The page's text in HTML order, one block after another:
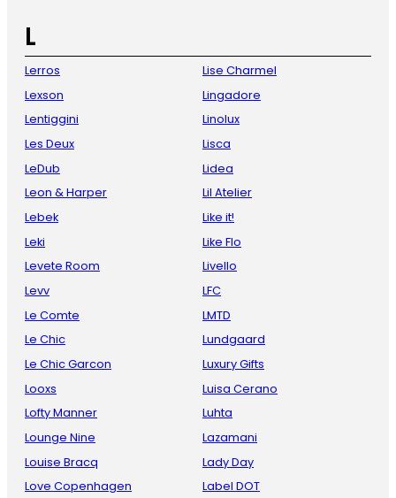
L
Lerros
Lexson
Lentiggini
Les Deux
LeDub
Leon & Harper
Lebek
Leki
Levete Room
Levv
Le Comte
Le Chic
Le Chic Garcon
Looxs
Lofty Manner
Lounge Nine
Louise Bracq
Love Copenhagen
Lise Charmel
Lingadore
Linolux
Lisca
Lidea
Lil Atelier
Like it!
Like Flo
Livello
LFC
LMTD
Lundgaard
Luxury Gifts
Luisa Cerano
Luhta
Lazamani
Lady Day
Label DOT